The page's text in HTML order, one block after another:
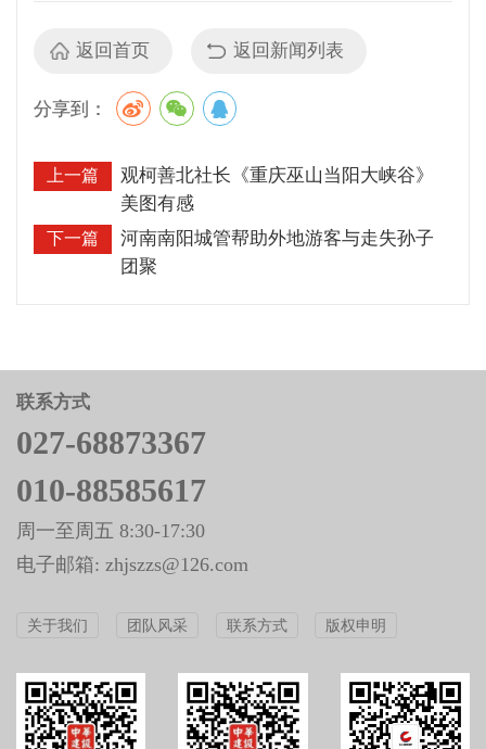
返回首页 返回新闻列表
分享到：
上一篇
观柯善北社长《重庆巫山当阳大峡谷》
美图有感
下一篇
河南南阳城管帮助外地游客与走失孙子
团聚
联系方式
027-68873367
010-88585617
周一至周五 8:30-17:30
电子邮箱: zhjszzs@126.com
关于我们 团队风采 联系方式 版权申明